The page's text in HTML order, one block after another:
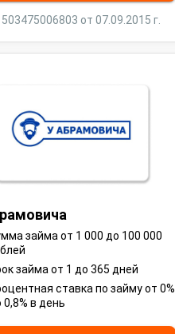
от 07.09.2015 г.
займа от 1 000 до 100 000
займа от 1 до 365 дней
ставка по займу от 0%
0,8% в день